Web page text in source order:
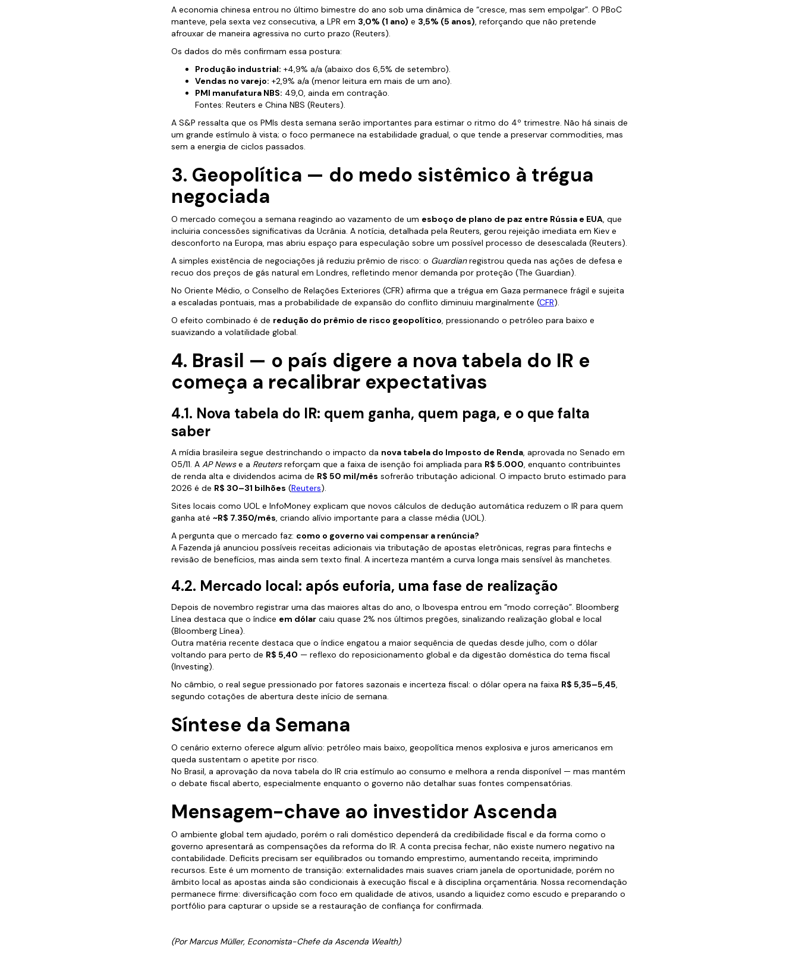
A economia chinesa entrou no último bimestre do ano sob uma dinâmica de “cresce, mas sem empolgar”. O PBoC
manteve, pela sexta vez consecutiva, a LPR em 3,0% (1 ano) e 3,5% (5 anos), reforçando que não pretende
afrouxar de maneira agressiva no curto prazo (Reuters).
Os dados do mês confirmam essa postura:
Produção industrial: +4,9% a/a (abaixo dos 6,5% de setembro).
Vendas no varejo: +2,9% a/a (menor leitura em mais de um ano).
PMI manufatura NBS: 49,0, ainda em contração.
Fontes: Reuters e China NBS (Reuters).
A S&P ressalta que os PMIs desta semana serão importantes para estimar o ritmo do 4º trimestre. Não há sinais de
um grande estímulo à vista; o foco permanece na estabilidade gradual, o que tende a preservar commodities, mas
sem a energia de ciclos passados.
3. Geopolítica — do medo sistêmico à trégua
negociada
O mercado começou a semana reagindo ao vazamento de um esboço de plano de paz entre Rússia e EUA, que
incluiria concessões significativas da Ucrânia. A notícia, detalhada pela Reuters, gerou rejeição imediata em Kiev e
desconforto na Europa, mas abriu espaço para especulação sobre um possível processo de desescalada (Reuters).
A simples existência de negociações já reduziu prêmio de risco: o Guardianregistrou queda nas ações de defesa e
recuo dos preços de gás natural em Londres, refletindo menor demanda por proteção (The Guardian).
No Oriente Médio, o Conselho de Relações Exteriores (CFR) afirma que a trégua em Gaza permanece frágil e sujeita
a escaladas pontuais, mas a probabilidade de expansão do conflito diminuiu marginalmente (CFR).
O efeito combinado é de redução do prêmio de risco geopolítico, pressionando o petróleo para baixo e
suavizando a volatilidade global.
4. Brasil — o país digere a nova tabela do IR e
começa a recalibrar expectativas
4.1. Nova tabela do IR: quem ganha, quem paga, e o que falta
saber
A mídia brasileira segue destrinchando o impacto da nova tabela do Imposto de Renda, aprovada no Senado em
05/11. A AP Newse a Reutersreforçam que a faixa de isenção foi ampliada para R$ 5.000, enquanto contribuintes
de renda alta e dividendos acima de R$ 50 mil/mês sofrerão tributação adicional. O impacto bruto estimado para
2026 é de R$ 30–31 bilhões (Reuters).
Sites locais como UOL e InfoMoney explicam que novos cálculos de dedução automática reduzem o IR para quem
ganha até ~R$ 7.350/mês, criando alívio importante para a classe média (UOL).
A pergunta que o mercado faz: como o governo vai compensar a renúncia?
A Fazenda já anunciou possíveis receitas adicionais via tributação de apostas eletrônicas, regras para fintechs e
revisão de benefícios, mas ainda sem texto final. A incerteza mantém a curva longa mais sensível às manchetes.
4.2. Mercado local: após euforia, uma fase de realização
Depois de novembro registrar uma das maiores altas do ano, o Ibovespa entrou em “modo correção”. Bloomberg
Línea destaca que o índice em dólar caiu quase 2% nos últimos pregões, sinalizando realização global e local
(Bloomberg Línea).
Outra matéria recente destaca que o índice engatou a maior sequência de quedas desde julho, com o dólar
voltando para perto de R$ 5,40 — reflexo do reposicionamento global e da digestão doméstica do tema fiscal
(Investing).
No câmbio, o real segue pressionado por fatores sazonais e incerteza fiscal: o dólar opera na faixa R$ 5,35–5,45,
segundo cotações de abertura deste início de semana.
Síntese da Semana
O cenário externo oferece algum alívio: petróleo mais baixo, geopolítica menos explosiva e juros americanos em
queda sustentam o apetite por risco.
No Brasil, a aprovação da nova tabela do IR cria estímulo ao consumo e melhora a renda disponível — mas mantém
o debate fiscal aberto, especialmente enquanto o governo não detalhar suas fontes compensatórias.
Mensagem-chave ao investidor Ascenda
O ambiente global tem ajudado, porém o rali doméstico dependerá da credibilidade fiscal e da forma como o
governo apresentará as compensações da reforma do IR. A conta precisa fechar, não existe numero negativo na
contabilidade. Deficits precisam ser equilibrados ou tomando emprestimo, aumentando receita, imprimindo
recursos. Este é um momento de transição: externalidades mais suaves criam janela de oportunidade, porém no
âmbito local as apostas ainda são condicionais à execução fiscal e à disciplina orçamentária. Nossa recomendação
permanece firme: diversificação com foco em qualidade de ativos, usando a liquidez como escudo e preparando o
portfólio para capturar o upside se a restauração de confiança for confirmada.
(Por Marcus Müller, Economista-Chefe da Ascenda Wealth)